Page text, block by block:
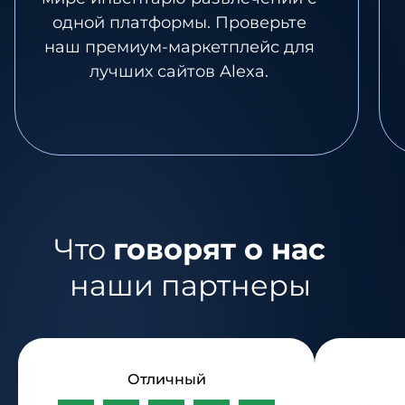
одной платформы. Проверьте
наш премиум-маркетплейс для
лучших сайтов Alexa.
Что говорят о нас
наши партнеры
Отличный